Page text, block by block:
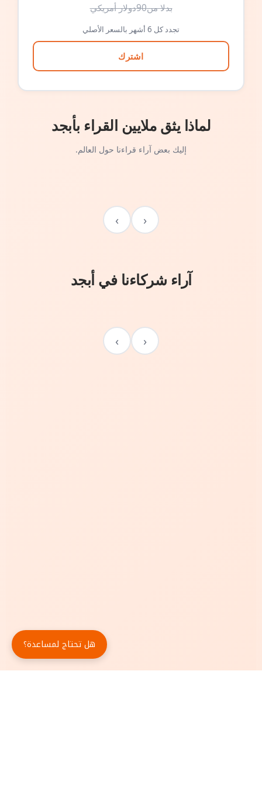
بدلا من90دولار أمريكي
تجدد كل 6 أشهر بالسعر الأصلي
اشترك
لماذا يثق ملايين القراء بأبجد
إليك بعض آراء قراءنا حول العالم.
‹
›
آراء شركاءنا في أبجد
‹
›
هل تحتاج لمساعدة؟